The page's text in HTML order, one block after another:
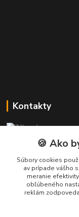
Kontakty
+421
Po-Pia,
🍪 Ako
Súbory cookies
av prípade vášho
meranie
obľúbeného
reklám